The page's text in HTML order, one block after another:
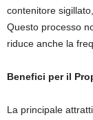
contenitore
Questo processo
riduce anche la
Benefici per il
La principale